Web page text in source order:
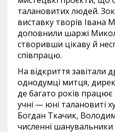
талановитих людей.
виставку творів Івана
доповнили шаржі
створивши цікаву й
співпрацю.
На відкриття завітали
однодумці митця,
де багато років
учні — юні талановиті
Богдан Ткачик,
численні шанувальники